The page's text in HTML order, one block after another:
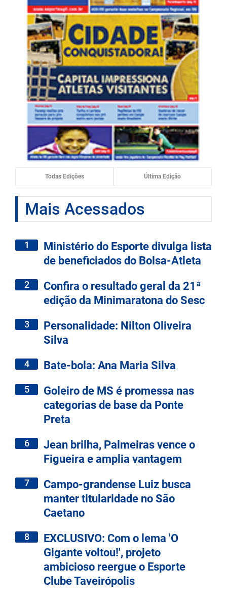
Todas Edições Última Edição
Mais Acessados
1
Ministério do Esporte divulga lista
de beneficiados do Bolsa-Atleta
2
Confira o resultado geral da 21ª
edição da Minimaratona do Sesc
3
Personalidade: Nilton Oliveira
Silva
4 Bate-bola: Ana Maria Silva
5
Goleiro de MS é promessa nas
categorias de base da Ponte
Preta
6
Jean brilha, Palmeiras vence o
Figueira e amplia vantagem
7
Campo-grandense Luiz busca
manter titularidade no São
Caetano
8
EXCLUSIVO: Com o lema 'O
Gigante voltou!', projeto
ambicioso reergue o Esporte
Clube Taveirópolis